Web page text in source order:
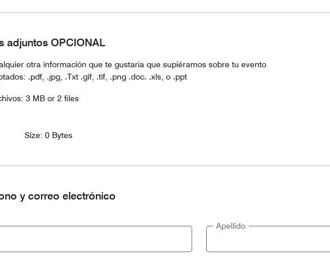
adjuntos OPCIONAL
otra información que te gustaría que supiéramos sobre tu evento
.pdf, .jpg, .Txt .gif, .tif, .png .doc. .xls, o .ppt
3 MB or 2 files
Size: 0 Bytes
y correo electrónico
Apellido